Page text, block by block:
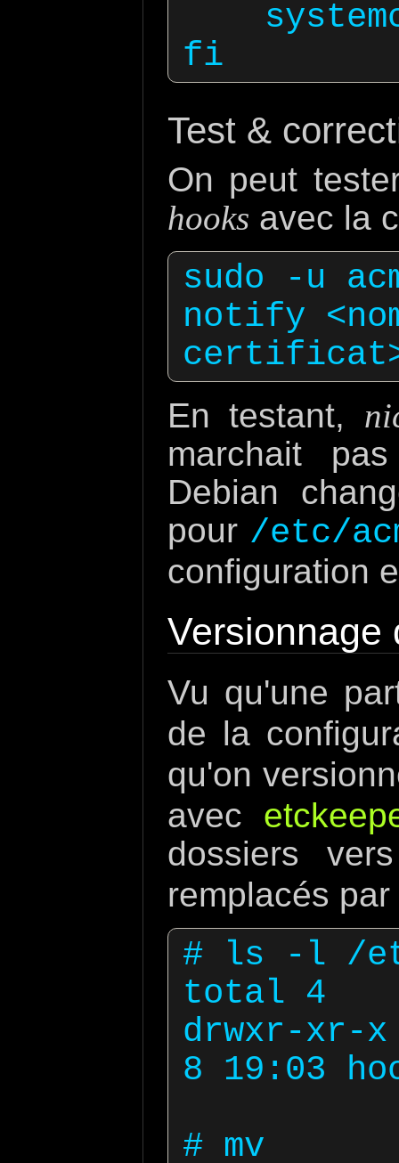
Test &
On peut
hooks avec la
sudo -u
notify
En testant,
marchait
Debian
pour /etc/
configuration
Versionnage
Vu qu'une
de la
qu'on
avec
dossiers
remplacés
# ls -l /
total 4
drwxr-xr-
8 19:03
# mv